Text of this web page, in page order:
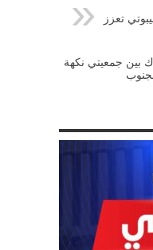
تعزز
بين جمعيتي نكهة